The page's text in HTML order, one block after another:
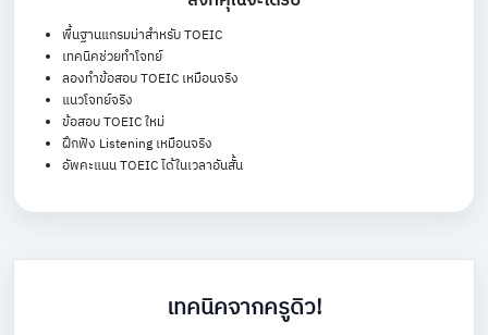
พื้นฐานแกรมม่าสำหรับ TOEIC
เทคนิคช่วยทำโจทย์
ลองทำข้อสอบ TOEIC เหมือนจริง
แนวโจทย์จริง
ข้อสอบ TOEIC ใหม่
ฝึกฟัง Listening เหมือนจริง
อัพคะแนน TOEIC ได้ในเวลาอันสั้น
เทคนิคจากครูดิว!